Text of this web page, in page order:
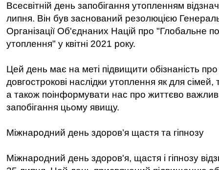
Всесвітній день запобігання утопленням
липня. Він був заснований резолюцією
Організації Об'єднаних Націй про "Глобальне
утоплення" у квітні 2021 року.
Цей день має на меті підвищити обізнаність про
довгострокові наслідки утоплення як для сімей,
а також поінформувати нас про життєво
запобігання цьому явищу.
Міжнародний день здоров’я щастя та гіпнозу
Міжнародний день здоров'я, щастя і гіпнозу